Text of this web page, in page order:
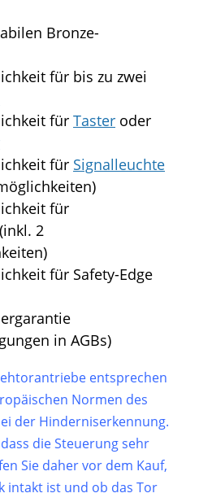
Bronze-
für bis zu zwei
für Taster oder
für Signalleuchte
für
(inkl. 2
für Safety-Edge
in AGBs)
entsprechen
Normen des
der Hinderniserkennung.
die Steuerung sehr
Sie daher vor dem Kauf,
intakt ist und ob das Tor